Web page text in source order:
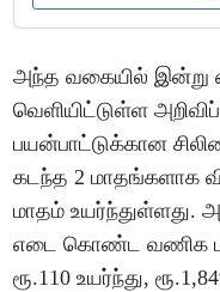
அந்த வகையில்
வெளியிட்டுள்ள
பயன்பாட்டுக்கான
கடந்த 2 மாதங்களாக
மாதம் உயர்ந்துள்ளது.
எடை கொண்ட வணிக
ரூ.110 உயர்ந்து,